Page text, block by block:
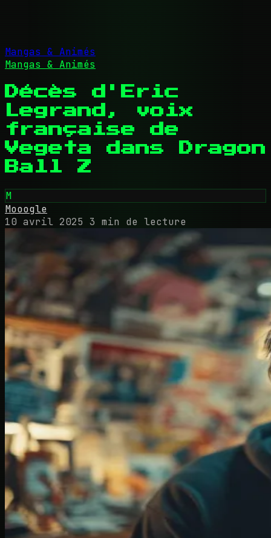
Mangas & Animés
Mangas & Animés
Décès d'Eric
Legrand, voix
française de
Vegeta dans Dragon
Ball Z
M
Mooogle
10 avril 2025 3 min de lecture